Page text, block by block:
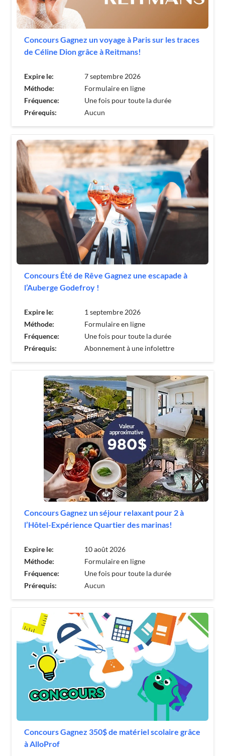
Concours Gagnez un voyage à Paris sur les traces
de Céline Dion grâce à Reitmans!
Expire le:
7 septembre 2026
Méthode:
Formulaire en ligne
Fréquence:
Une fois pour toute la durée
Prérequis:
Aucun
Concours Été de Rêve Gagnez une escapade à
l’Auberge Godefroy !
Expire le:
1 septembre 2026
Méthode:
Formulaire en ligne
Fréquence:
Une fois pour toute la durée
Prérequis:
Abonnement à une infolettre
Concours Gagnez un séjour relaxant pour 2 à
l’Hôtel-Expérience Quartier des marinas!
Expire le:
10 août 2026
Méthode:
Formulaire en ligne
Fréquence:
Une fois pour toute la durée
Prérequis:
Aucun
Concours Gagnez 350$ de matériel scolaire grâce
à AlloProf